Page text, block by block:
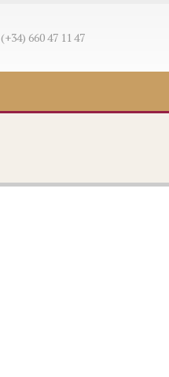
(+34) 660 47 11 47